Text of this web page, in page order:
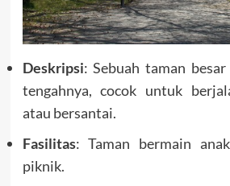
Deskripsi: Sebuah taman
tengahnya, cocok untuk
atau bersantai.
Fasilitas: Taman bermain
piknik.